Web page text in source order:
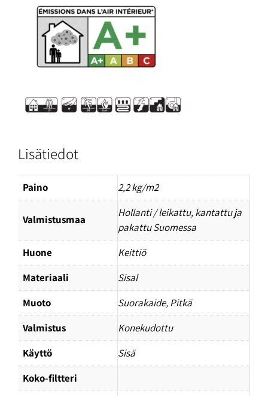
Lisätiedot
Paino 2,2 kg/m2
Valmistusmaa
Hollanti / leikattu, kantattu ja
pakattu Suomessa
Huone
Keittiö
Materiaali
Sisal
Muoto
Suorakaide, Pitkä
Valmistus
Konekudottu
Käyttö
Sisä
Koko-filtteri